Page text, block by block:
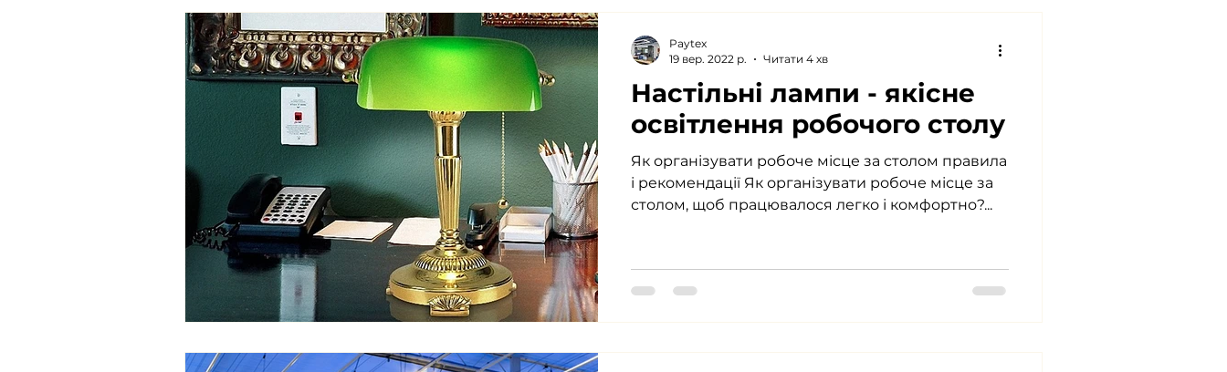
Настільні лампи - якісне
освітлення робочого столу
Як організувати робоче місце за столом правила
і рекомендації Як організувати робоче місце за
столом, щоб працювалося легко і комфортно?...
Paytex
19 вер. 2022 р.
Читати 4 хв